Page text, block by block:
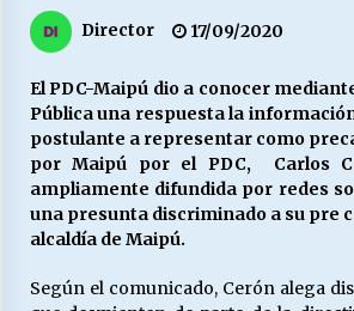
LABORAL:
Escuela hospitalaria El
25/06/2026
¿Qué habrían dicho?
Director 17/09/2020
El PDC-Maipú dio a conocer
Pública una respuesta la
postulante a representar como
por Maipú por el PDC, Carlos
ampliamente difundida por redes
una presunta discriminado a su pre
alcaldía de Maipú.
Según el comunicado, Cerón alega